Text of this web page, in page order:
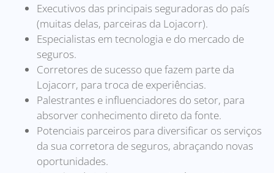
Executivos das principais seguradoras do país
(muitas delas, parceiras da Lojacorr).
Especialistas em tecnologia e do mercado de
seguros.
Corretores de sucesso que fazem parte da
Lojacorr, para troca de experiências.
Palestrantes e influenciadores do setor, para
absorver conhecimento direto da fonte.
Potenciais parceiros para diversificar os serviços
da sua corretora de seguros, abraçando novas
oportunidades.